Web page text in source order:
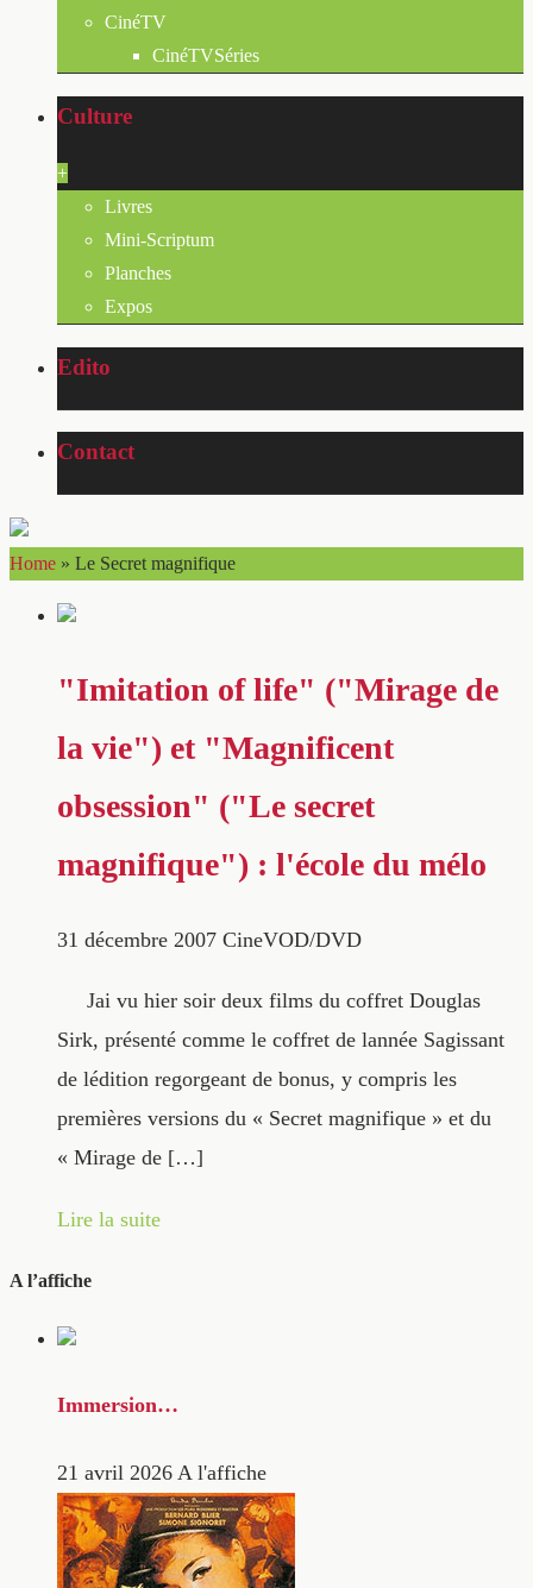
CinéTV
CinéTVSéries
Culture
+
Livres
Mini-Scriptum
Planches
Expos
Edito
Contact
Home » Le Secret magnifique
"Imitation of life" ("Mirage de
la vie") et "Magnificent
obsession" ("Le secret
magnifique") : l'école du mélo
31 décembre 2007 CineVOD/DVD
Jai vu hier soir deux films du coffret Douglas
Sirk, présenté comme le coffret de lannée Sagissant
de lédition regorgeant de bonus, y compris les
premières versions du « Secret magnifique » et du
« Mirage de […]
Lire la suite
A l’affiche
Immersion…
21 avril 2026 A l'affiche